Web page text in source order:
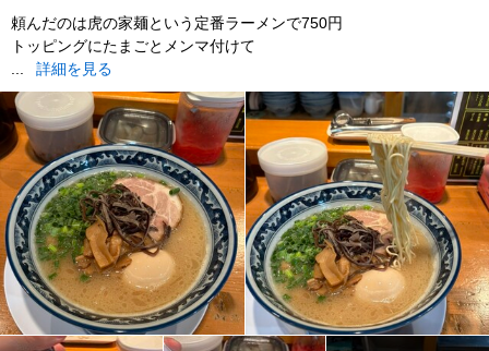
頼んだのは虎の家麺という定番ラーメンで750円
トッピングにたまごとメンマ付けて
詳細を見る